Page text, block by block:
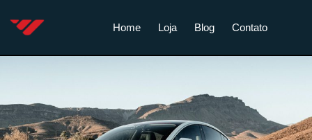
Home Loja Blog Contato